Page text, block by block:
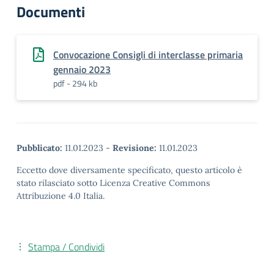
Documenti
Convocazione Consigli di interclasse primaria
gennaio 2023
pdf - 294 kb
Pubblicato: 11.01.2023 - Revisione: 11.01.2023
Eccetto dove diversamente specificato, questo articolo è
stato rilasciato sotto Licenza Creative Commons
Attribuzione 4.0 Italia.
Stampa / Condividi